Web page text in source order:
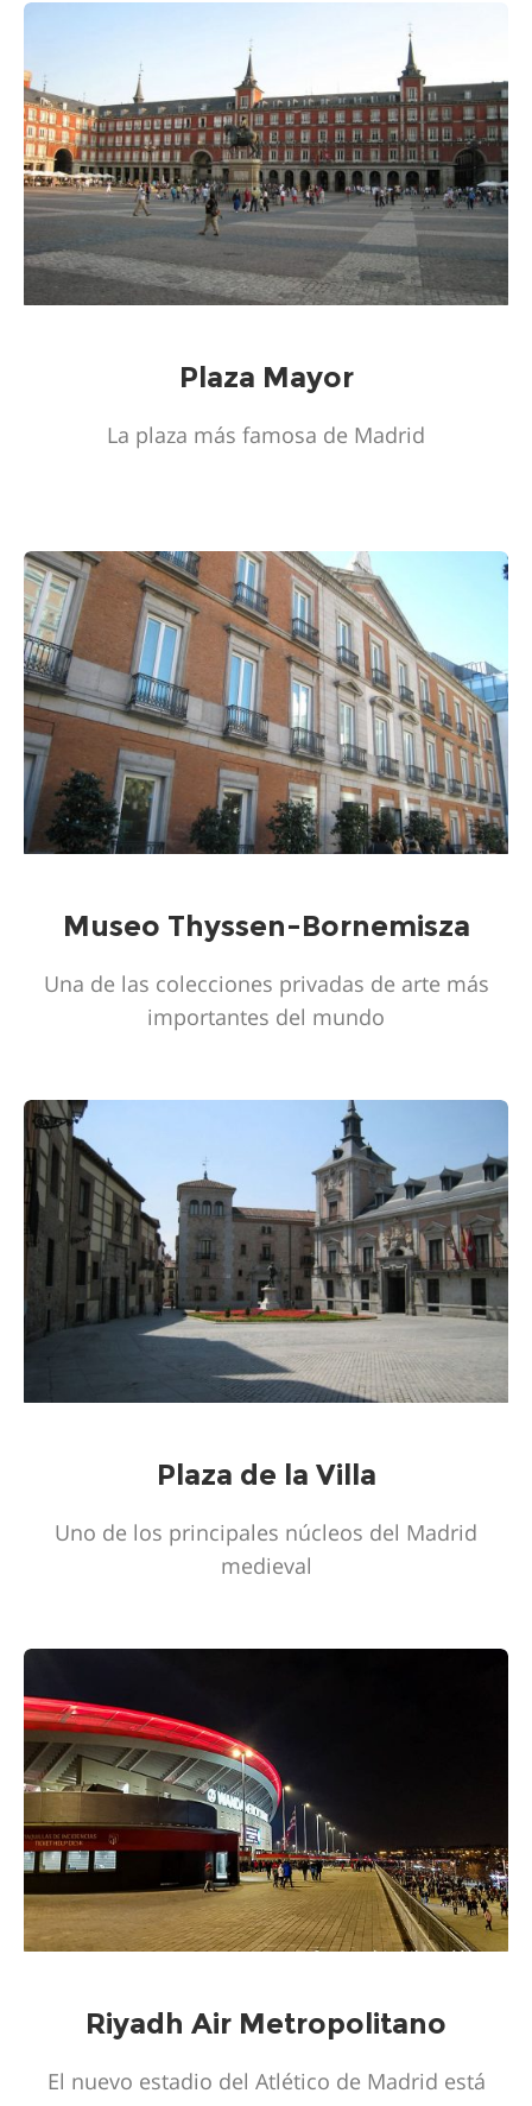
Plaza Mayor
La plaza más famosa de Madrid
Museo Thyssen-Bornemisza
Una de las colecciones privadas de arte más
importantes del mundo
Plaza de la Villa
Uno de los principales núcleos del Madrid
medieval
Riyadh Air Metropolitano
El nuevo estadio del Atlético de Madrid está